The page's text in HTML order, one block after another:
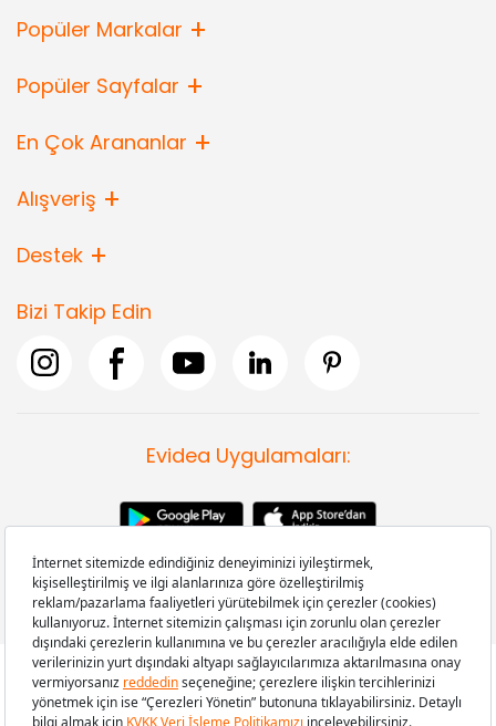
Popüler Markalar
Popüler Sayfalar
En Çok Arananlar
Alışveriş
Destek
Bizi Takip Edin
Evidea Uygulamaları:
Copyright © 2008-2026 Evidea.com | Tüm hakları saklıdır.